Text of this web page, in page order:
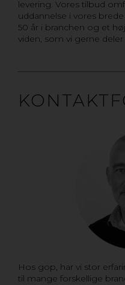
levering. Vores tilbud
uddannelse i vores
50 år i branchen og et
viden, som vi gerne deler
Hos gop, har vi stor
til mange forskellige